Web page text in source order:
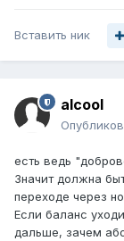
Вставить ник
alcool
есть ведь
Значит должна
переходе через
Если баланс
дальше, зачем